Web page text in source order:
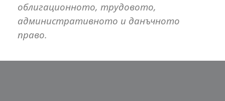
облигационното, трудовото,
административното и данъчното
право.